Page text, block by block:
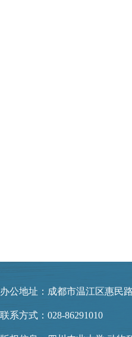
办公地址：成都市温江区惠民
联系方式：028-86291010